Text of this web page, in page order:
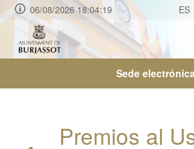
06/08/2026 18:04:19 ES
Sede electrónica
Premios al